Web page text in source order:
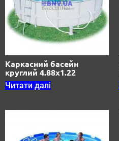
Каркасний басейн
круглий 4.88х1.22
Читати далі